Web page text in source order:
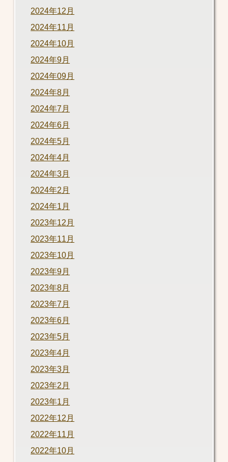
2024年12月
2024年11月
2024年10月
2024年9月
2024年09月
2024年8月
2024年7月
2024年6月
2024年5月
2024年4月
2024年3月
2024年2月
2024年1月
2023年12月
2023年11月
2023年10月
2023年9月
2023年8月
2023年7月
2023年6月
2023年5月
2023年4月
2023年3月
2023年2月
2023年1月
2022年12月
2022年11月
2022年10月